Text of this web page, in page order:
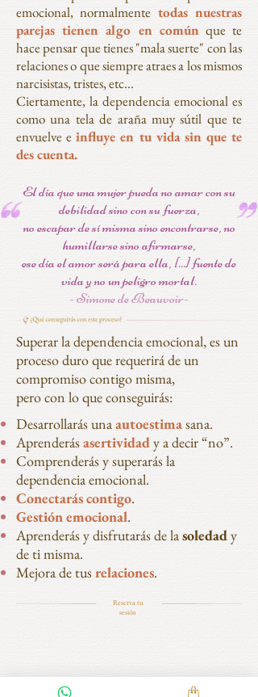
emocional, normalmente todas nuestras
parejas tienen algo en comúnque te
hace pensar que tienes "mala suerte" con las
relaciones o que siempre atraes a los mismos
narcisistas, tristes, etc...
Ciertamente, la dependencia emocional es
como una tela de araña muy sútil que te
envuelve einfluye en tu vida sin que te
des cuenta.
El día que una mujer pueda no amar con su
debilidad sino con su fuerza,
no escapar de sí misma sino encontrarse, no
humillarse sino afirmarse,
ese día el amor será para ella, [...] fuente de
vida y no un peligro mortal.
- Simone de Beauvoir-
Superar la dependencia emocional, es un
proceso duro que requerirá de un
compromiso contigo misma,
pero con lo que conseguirás:
Desarrollarás unaautoestimasana.
Aprenderásasertividady a decir “no”.
Comprenderás y superarás la
dependencia emocional.
Conectarás contigo.
Gestión emocional.
Aprenderás y disfrutarás de lasoledady
de ti misma.
Mejora de tusrelaciones.
Reserva tu
sesión